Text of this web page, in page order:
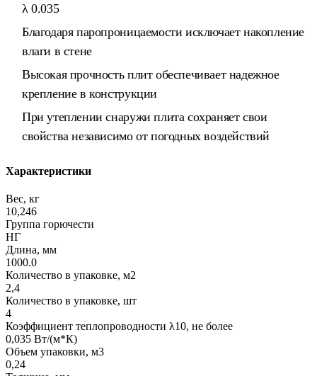
λ 0.035
Благодаря паропроницаемости исключает накопление
влаги в стене
Высокая прочность плит обеспечивает надежное
крепление в конструкции
При утеплении снаружи плита сохраняет свои
свойства независимо от погодных воздействий
Характеристики
Вес, кг
10,246
Группа горючести
НГ
Длина, мм
1000.0
Количество в упаковке, м2
2,4
Количество в упаковке, шт
4
Коэффициент теплопроводности λ10, не более
0,035 Вт/(м*К)
Объем упаковки, м3
0,24